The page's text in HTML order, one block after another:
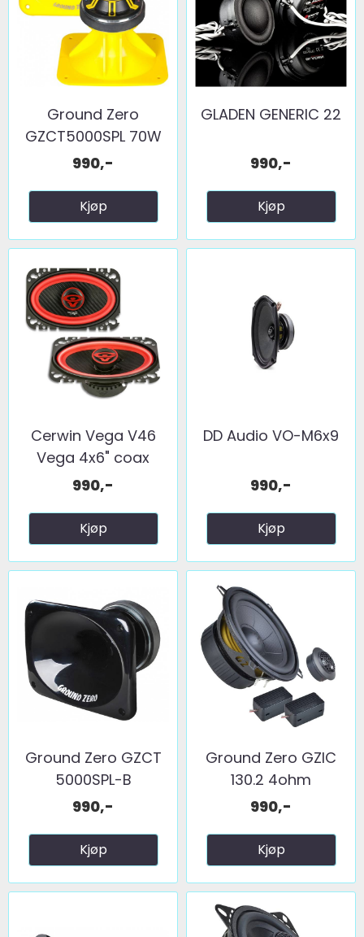
Ground Zero
GZCT5000SPL 70W
RMS
990,-
Kjøp
GLADEN GENERIC 22
990,-
Kjøp
Cerwin Vega V46
Vega 4x6" coax
2025 ...
990,-
Kjøp
DD Audio VO-M6x9
990,-
Kjøp
Ground Zero GZCT
5000SPL-B
990,-
Kjøp
Ground Zero GZIC
130.2 4ohm
990,-
Kjøp